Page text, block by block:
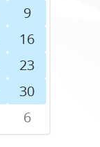
9
16
23
30
6